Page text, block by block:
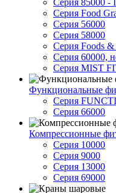
Серия Food
Серия 56000
Серия 58000
Серия Foods
Серия 60000,
Серия MIST
Функциональные
Серия
Серия 66000
Компрессионные
Серия 10000
Серия 9000
Серия 13000
Серия 69000